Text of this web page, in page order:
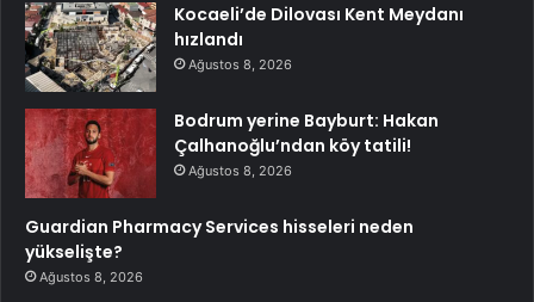
Kocaeli’de Dilovası Kent Meydanı
hızlandı
Ağustos 8, 2026
Bodrum yerine Bayburt: Hakan
Çalhanoğlu’ndan köy tatili!
Ağustos 8, 2026
Guardian Pharmacy Services hisseleri neden
yükselişte?
Ağustos 8, 2026